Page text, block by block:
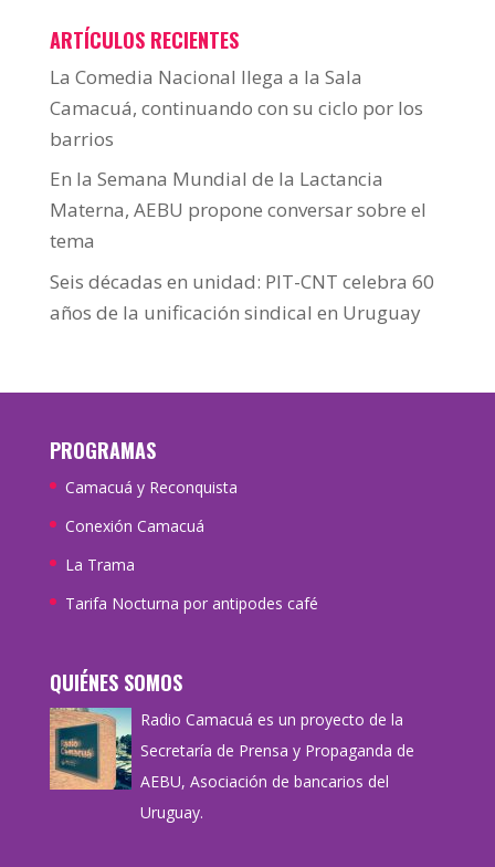
ARTÍCULOS RECIENTES
La Comedia Nacional llega a la Sala
Camacuá, continuando con su ciclo por los
barrios
En la Semana Mundial de la Lactancia
Materna, AEBU propone conversar sobre el
tema
Seis décadas en unidad: PIT-CNT celebra 60
años de la unificación sindical en Uruguay
PROGRAMAS
Camacuá y Reconquista
Conexión Camacuá
La Trama
Tarifa Nocturna por antipodes café
QUIÉNES SOMOS
Radio Camacuá es un proyecto de la
Secretaría de Prensa y Propaganda de
AEBU, Asociación de bancarios del
Uruguay.